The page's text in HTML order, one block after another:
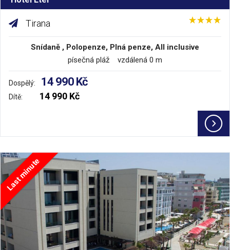
Tirana
Snídaně , Polopenze, Plná penze, All inclusive
písečná pláž vzdálená 0 m
Dospělý: 14 990 Kč
Dítě: 14 990 Kč
Last minute